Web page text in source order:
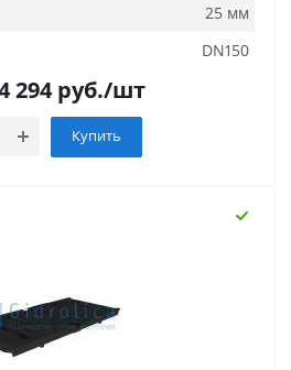
25 мм
DN150
294руб./шт
Купить